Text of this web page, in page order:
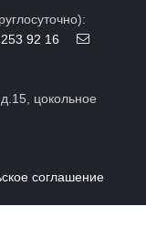
92 16
цокольное
соглашение